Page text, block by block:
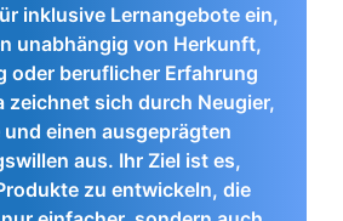
inklusive Lernangebote ein,
unabhängig von Herkunft,
oder beruflicher Erfahrung
zeichnet sich durch Neugier,
und einen ausgeprägten
aus. Ihr Ziel ist es,
zu entwickeln, die